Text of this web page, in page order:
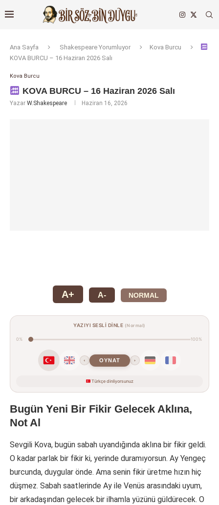
Ana Sayfa Shakespeare Yorumluyor
Kova Burcu
KOVA BURCU – 16 Haziran 2026 Salı
Kova Burcu
KOVA BURCU – 16 Haziran 2026 Salı
Yazar W.Shakespeare Haziran 16, 2026
A+ A- NORMAL
YAZIYI SESLİ DİNLE (Normal)
0% 100%
‹ OYNAT ›
Türkçe dinliyorsunuz
Bugün Yeni Bir Fikir Gelecek Aklına,
Not Al
Sevgili Kova, bugün sabah uyandığında aklına bir fikir geldi.
O kadar parlak bir fikir ki, yerinde duramıyorsun. Ay Yengeç
burcunda, duygular önde. Ama senin fikir üretme hızın hiç
düşmez. Sabah saatlerinde Ay ile Venüs arasındaki uyum,
bir arkadaşından gelecek bir ilhamla yüzünü güldürecek. O